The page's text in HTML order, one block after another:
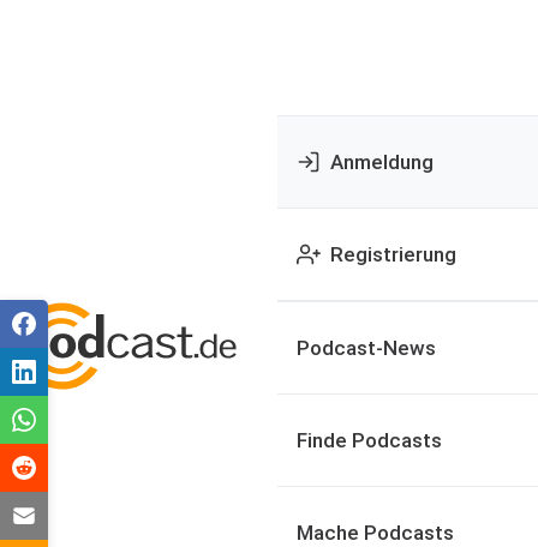
Anmeldung
Registrierung
Podcast-News
Finde Podcasts
Mache Podcasts